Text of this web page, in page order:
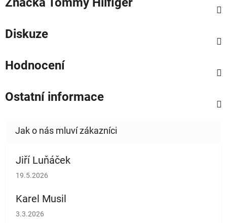
Diskuze
Hodnocení
Ostatní informace
Jiří Luňáček
Hodnocení obchodu je 5 z 5 hvězdiček.
19.5.2026
Karel Musil
Hodnocení obchodu je 5 z 5 hvězdiček.
3.3.2026